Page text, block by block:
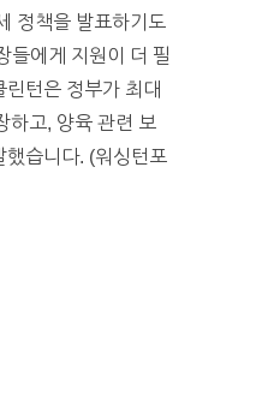
정책을 발표하기도
들에게 지원이 더 필
턴은 정부가 최대
하고, 양육 관련 보
했습니다. (워싱턴포